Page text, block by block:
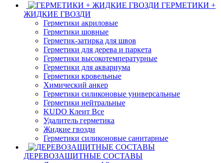
ГЕРМЕТИКИ +
ЖИДКИЕ ГВОЗДИ
Герметики акриловые
Герметики шовные
Герметик-затирка для швов
Герметики для дерева и паркета
Герметики высокотемпературные
Герметики для аквариума
Герметики кровельные
Химический анкер
Герметики силиконовые универсальные
Герметики нейтральные
KUDO Клеит Все
Удалитель герметика
Жидкие гвозди
Герметики силиконовые санитарные
ДЕРЕВОЗАЩИТНЫЕ СОСТАВЫ